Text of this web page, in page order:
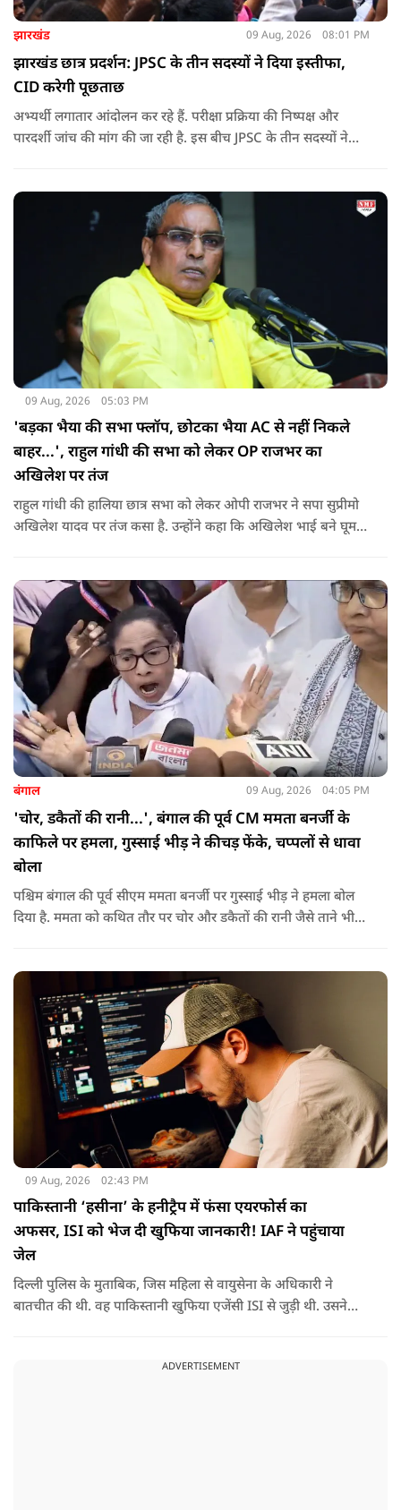
झारखंड 09 Aug, 2026 08:01 PM
झारखंड छात्र प्रदर्शन: JPSC के तीन सदस्यों ने दिया इस्तीफा,
CID करेगी पूछताछ
अभ्यर्थी लगातार आंदोलन कर रहे हैं. परीक्षा प्रक्रिया की निष्पक्ष और
पारदर्शी जांच की मांग की जा रही है. इस बीच JPSC के तीन सदस्यों ने
09 Aug, 2026 05:03 PM
'बड़का भैया की सभा फ्लॉप, छोटका भैया AC से नहीं निकले
बाहर...', राहुल गांधी की सभा को लेकर OP राजभर का
अखिलेश पर तंज
राहुल गांधी की हालिया छात्र सभा को लेकर ओपी राजभर ने सपा सुप्रीमो
अखिलेश यादव पर तंज कसा है. उन्होंने कहा कि अखिलेश भाई बने घूम
बंगाल 09 Aug, 2026 04:05 PM
'चोर, डकैतों की रानी...', बंगाल की पूर्व CM ममता बनर्जी के
काफिले पर हमला, गुस्साई भीड़ ने कीचड़ फेंके, चप्पलों से धावा
बोला
पश्चिम बंगाल की पूर्व सीएम ममता बनर्जी पर गुस्साई भीड़ ने हमला बोल
दिया है. ममता को कथित तौर पर चोर और डकैतों की रानी जैसे ताने भी
09 Aug, 2026 02:43 PM
पाकिस्तानी ‘हसीना’ के हनीट्रैप में फंसा एयरफोर्स का
अफसर, ISI को भेज दी खुफिया जानकारी! IAF ने पहुंचाया
जेल
दिल्ली पुलिस के मुताबिक, जिस महिला से वायुसेना के अधिकारी ने
बातचीत की थी. वह पाकिस्तानी खुफिया एजेंसी ISI से जुड़ी थी. उसने
ADVERTISEMENT